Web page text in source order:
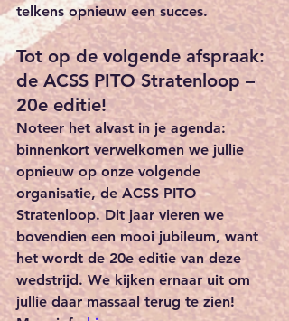
telkens opnieuw een succes.
Tot op de volgende afspraak:
de ACSS PITO Stratenloop –
20e editie!
Noteer het alvast in je agenda:
binnenkort verwelkomen we jullie
opnieuw op onze volgende
organisatie, de ACSS PITO
Stratenloop. Dit jaar vieren we
bovendien een mooi jubileum, want
het wordt de 20e editie van deze
wedstrijd. We kijken ernaar uit om
jullie daar massaal terug te zien!